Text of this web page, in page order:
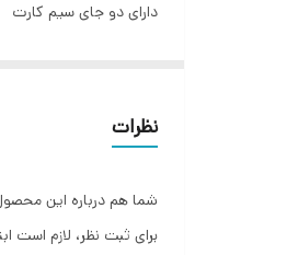
دارای دو جای سیم کارت
صدای بلند
یک روز فرصت تست
نظرات
شما هم درباره این
برای ثبت نظر، لازم است